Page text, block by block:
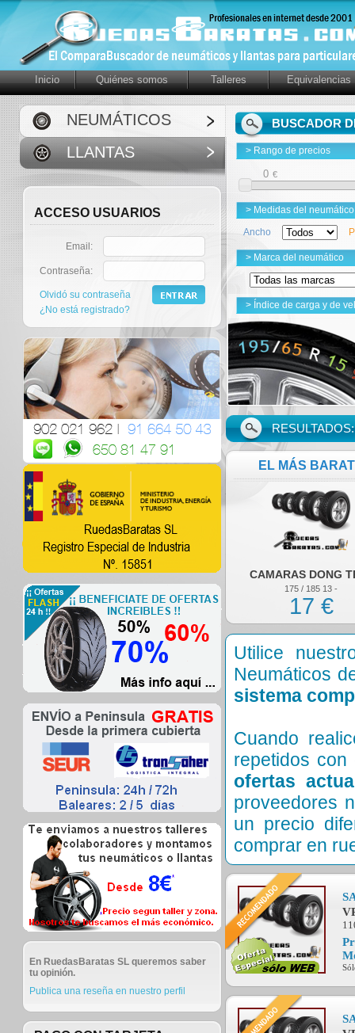
Inicio Quiénes somos Talleres Equivalencias
NEUMÁTICOS
LLANTAS
ACCESO USUARIOS
Email:
Contraseña:
Olvidó su contraseña
¿No está registrado?
En RuedasBaratas SL queremos saber
tu opinión.
Publica una reseña en nuestro perfil
BUSCADOR
> Rango de precios
€
> Medidas del neumático
Ancho
> Marca del neumático
> Índice de carga y de
EL MÁS
CAMARAS DONG
175 / 185 13 -
17 €
Utilice
Neumáticos
sistema
Cuando
repetidos
ofertas
proveedores
un precio
comprar en